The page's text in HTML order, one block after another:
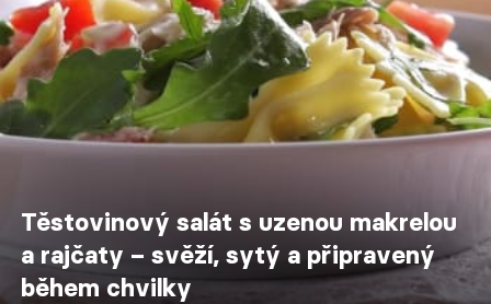
Těstovinový salát s uzenou makrelou
a rajčaty – svěží, sytý a připravený
během chvilky